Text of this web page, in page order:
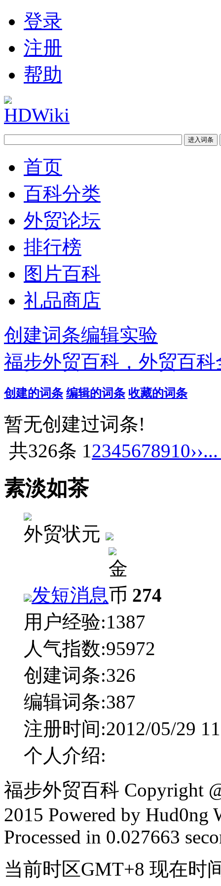
登录
注册
帮助
首页
百科分类
外贸论坛
排行榜
图片百科
礼品商店
创建词条编辑实验
福步外贸百科，外贸百科
创建的词条 编辑的词条 收藏的词条
暂无创建过词条!
共326条 12345678910››
素淡如茶
外贸状元
发短消息
274
用户经验:1387
人气指数:95972
创建词条:326
编辑词条:387
注册时间:2012/05/29
个人介绍:
福步外贸百科 Copyright
2015 Powered by Hud0ng
Processed in 0.027663
当前时区GMT+8 现在时